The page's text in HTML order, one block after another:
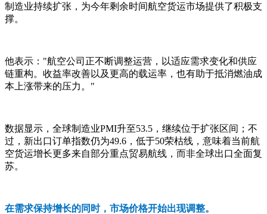
制造业持续扩张，为今年剩余时间航空货运市场提供了积极支
撑。
他表示："航空公司正不断调整运营，以适应需求变化和供应
链重构。收益率改善以及更高的载运率，也有助于抵消燃油成
本上涨带来的压力。"
数据显示，全球制造业PMI升至53.5，继续位于扩张区间；不
过，新出口订单指数仍为49.6，低于50荣枯线，意味着当前航
空货运增长更多来自部分重点贸易航线，而非全球出口全面复
苏。
在需求保持增长的同时，市场价格开始出现调整。